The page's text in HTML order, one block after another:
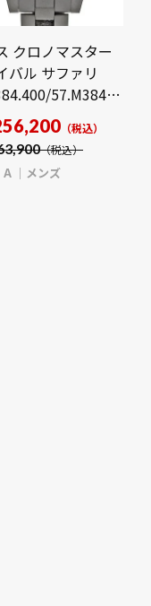
クロノマスター
バル サファリ
57.M384
グリーン/ブラッ
ズ 時計 【中古】
】
（税込）
（税込）
A メンズ